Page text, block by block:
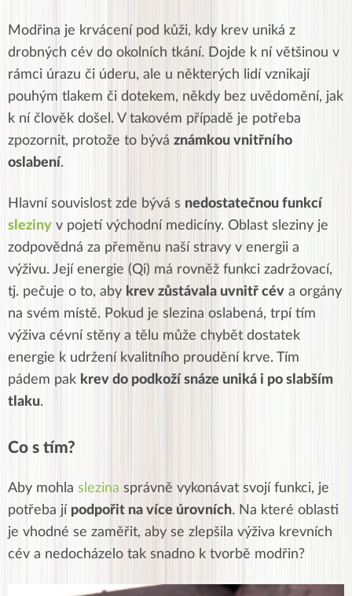
Modřina je krvácení pod kůži, kdy krev uniká z
drobných cév do okolních tkání. Dojde k ní většinou v
rámci úrazu či úderu, ale u některých lidí vznikají
pouhým tlakem či dotekem, někdy bez uvědomění, jak
k ní člověk došel. V takovém případě je potřeba
zpozornit, protože to bývá známkou vnitřního
oslabení.
Hlavní souvislost zde bývá s nedostatečnou funkcí
sleziny v pojetí východní medicíny. Oblast sleziny je
zodpovědná za přeměnu naší stravy v energii a
výživu. Její energie (Qi) má rovněž funkci zadržovací,
tj. pečuje o to, aby krev zůstávala uvnitř cév a orgány
na svém místě. Pokud je slezina oslabená, trpí tím
výživa cévní stěny a tělu může chybět dostatek
energie k udržení kvalitního proudění krve. Tím
pádem pak krev do podkoží snáze uniká i po slabším
tlaku.
Co s tím?
Aby mohla slezina správně vykonávat svojí funkci, je
potřeba jí podpořit na více úrovních. Na které oblasti
je vhodné se zaměřit, aby se zlepšila výživa krevních
cév a nedocházelo tak snadno k tvorbě modřin?